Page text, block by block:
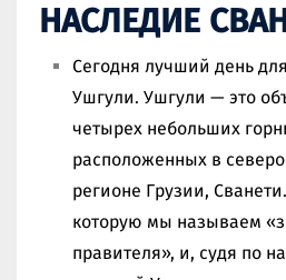
НАСЛЕДИЕ
Сегодня лучший день
Ушгули. Ушгули — это
четырех небольших
расположенных в
регионе Грузии,
которую мы называем
правителя», и, судя по